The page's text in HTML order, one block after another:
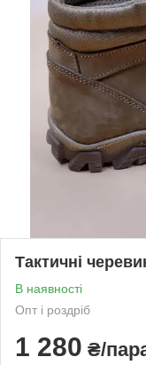
Тактичні
В наявності
Опт і роздріб
1 280 ₴/